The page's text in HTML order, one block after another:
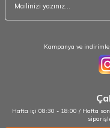
Kampanya ve
Hafta içi 08:30 - 18:00 / Hafta